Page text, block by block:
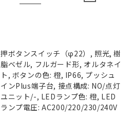
押ボタンスイッチ（φ22）, 照光, 樹
脂ベゼル, フルガード形, オルタネイ
ト, ボタンの色: 橙, IP66, プッシュ
インPlus端子台, 接点構成: NO/点灯
ユニット/-, LEDランプ色: 橙, LED
ランプ電圧: AC200/220/230/240V